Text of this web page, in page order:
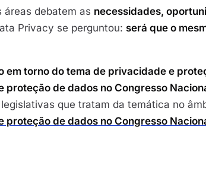
áreas debatem as necessidades,
Privacy se perguntou: será que o
em torno do tema de privacidade e
proteção de dados no Congresso
que tratam da temática no
proteção de dados no Congresso